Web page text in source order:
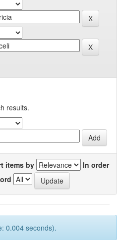
results.
items by
In order
0.004 seconds).